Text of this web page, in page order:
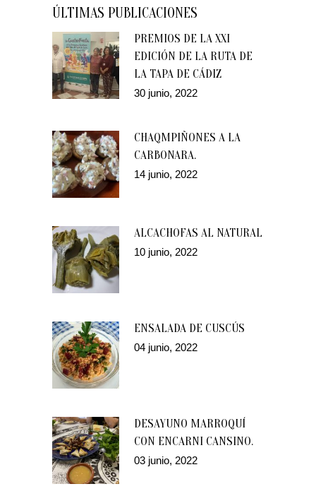
ÚLTIMAS PUBLICACIONES
PREMIOS DE LA XXI
EDICIÓN DE LA RUTA DE
LA TAPA DE CÁDIZ
30 junio, 2022
CHAQMPIÑONES A LA
CARBONARA.
14 junio, 2022
ALCACHOFAS AL NATURAL
10 junio, 2022
ENSALADA DE CUSCÚS
04 junio, 2022
DESAYUNO MARROQUÍ
CON ENCARNI CANSINO.
03 junio, 2022